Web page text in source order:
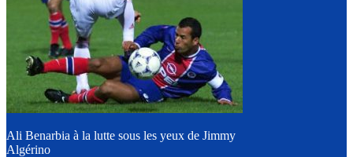
Ali Benarbia à la lutte sous les yeux de Jimmy
Algérino